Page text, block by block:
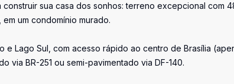
sua casa dos sonhos: terreno excepcional com
um condomínio murado.
Lago Sul, com acesso rápido ao centro de Brasília
via BR-251 ou semi-pavimentado via DF-140.